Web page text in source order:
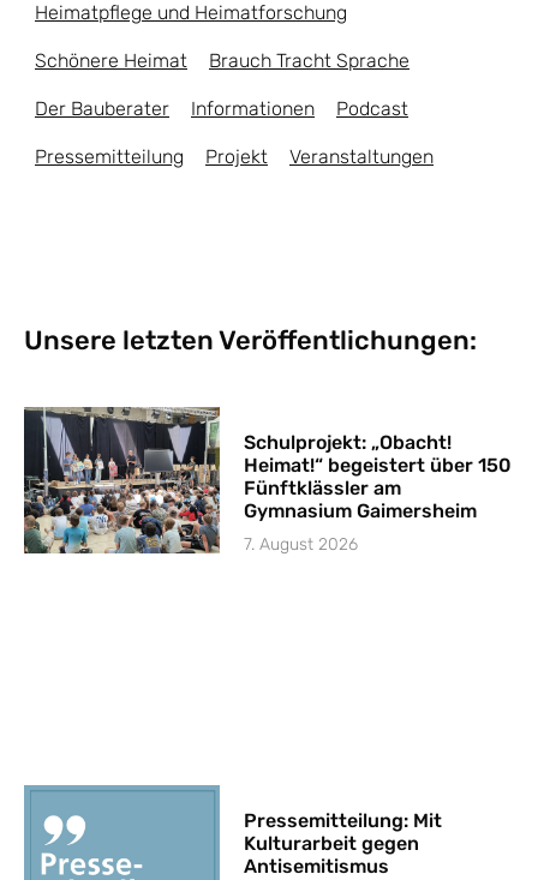
Heimatpflege und Heimatforschung
Schönere Heimat Brauch Tracht Sprache
Der Bauberater Informationen Podcast
Pressemitteilung Projekt Veranstaltungen
Unsere letzten Veröffentlichungen:
Schulprojekt: „Obacht!
Heimat!“ begeistert über 150
Fünftklässler am
Gymnasium Gaimersheim
7. August 2026
Pressemitteilung: Mit
Kulturarbeit gegen
Antisemitismus